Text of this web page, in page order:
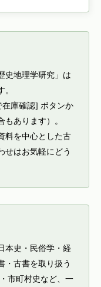
史地理学研究」は
庫確認] ボタンか
あります）。
料を中心とした古
せはお気軽にどう
本史・民俗学・経
・古書を取り扱う
市町村史など、一